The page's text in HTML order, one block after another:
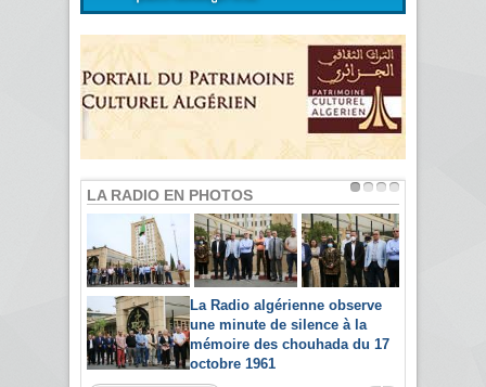
LA RADIO EN PHOTOS
La Radio algérienne observe
une minute de silence à la
mémoire des chouhada du 17
octobre 1961